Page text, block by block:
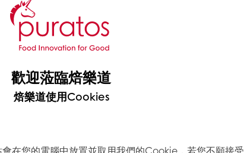
蘭小麥
醬油香
質地不需燙麵製程就可以做出很紮實、有嚼
勁，圓圈狀麥穗色澤外皮的麵包！
歡迎蒞臨焙樂道
焙樂道使用Cookies
在您的電腦中放置並取用我們的Cookie，若您不願接受